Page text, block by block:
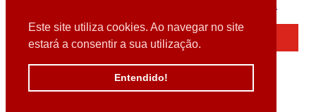
Este site utiliza cookies. Ao navegar no site
estará a consentir a sua utilização.
Entendido!
Detectamos que está a usar um browser desatualizado
Por favor, atualize o seu browser
para garantir uma melhor experiência.